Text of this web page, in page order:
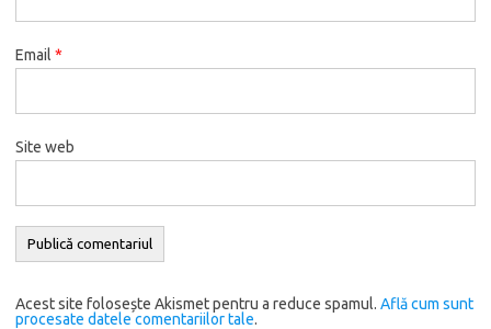
Email *
Site web
Alternative:
Acest site folosește Akismet pentru a reduce spamul. Află cum sunt
procesate datele comentariilor tale.